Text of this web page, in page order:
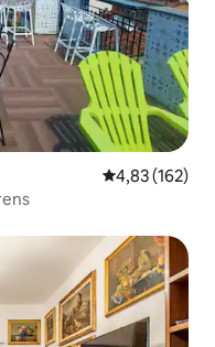
4,83 av 5 i
4,83 (162)